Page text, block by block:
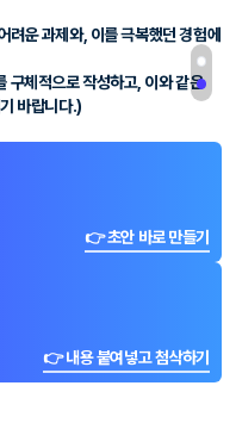
려운 과제와, 이를 극복했던 경험에
구체적으로 작성하고, 이와 같은
바랍니다.)
👉 초안 바로 만들기
👉 내용 붙여넣고 첨삭하기